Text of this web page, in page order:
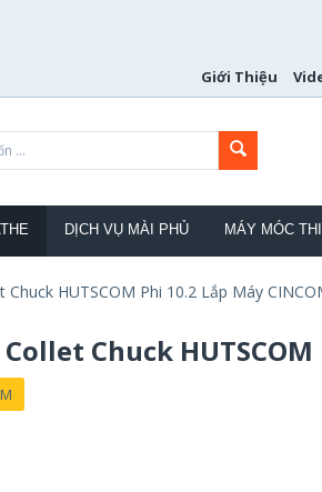
Giới Thiệu
DỊCH VỤ MÀI PHỦ MÁY MÓC
Chuck HUTSCOM Phi 10.2 Lắp Máy
Chuck